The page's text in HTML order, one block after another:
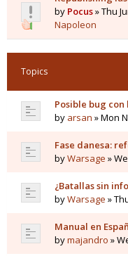
by Pocus» Thu
Napoleon
Topics
Posible bug
by arsan » Mon
Fase danesa:
byWarsage »
¿Batallas sin
byWarsage »
Manual en
bymajandro »